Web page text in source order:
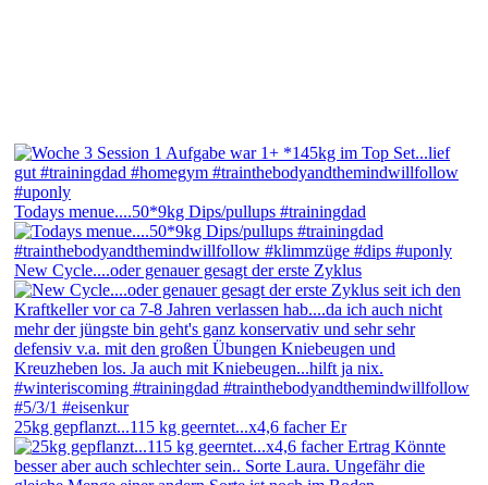
Todays menue....50*9kg Dips/pullups #trainingdad
New Cycle....oder genauer gesagt der erste Zyklus
25kg gepflanzt...115 kg geerntet...x4,6 facher Er